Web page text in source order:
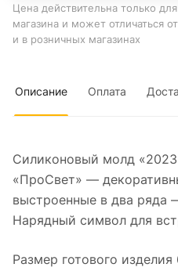
Цена действительна только
магазина и может отличаться
и в розничных магазинах
Описание Оплата
Силиконовый молд
«ПроСвет» —
выстроенные в два ряда
Нарядный символ для
Размер готового